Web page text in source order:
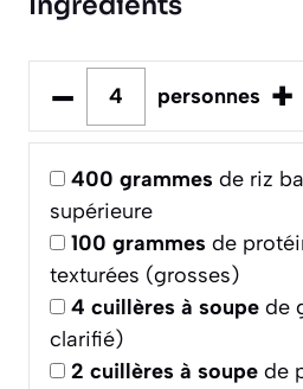
– personnes +
400 grammes de riz
supérieure
100 grammes de
texturées (grosses)
4 cuillères à soupe de
clarifié)
2 cuillères à soupe de